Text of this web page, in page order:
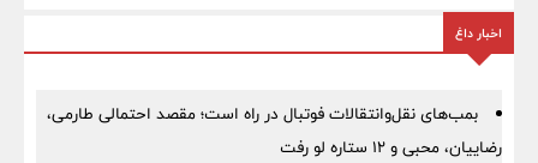
اخبار داغ
بمب‌های نقل‌وانتقالات فوتبال در راه است؛ مقصد احتمالی طارمی،
رضاییان، محبی و ۱۲ ستاره لو رفت